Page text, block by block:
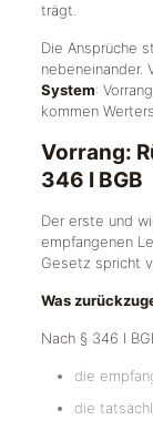
trägt.
Die Ansprüche
nebeneinander.
System:
kommen
Vorrang:
346 I BGB
Der erste und
empfangenen
Gesetz spricht
Was
Nach § 346 I
die
die